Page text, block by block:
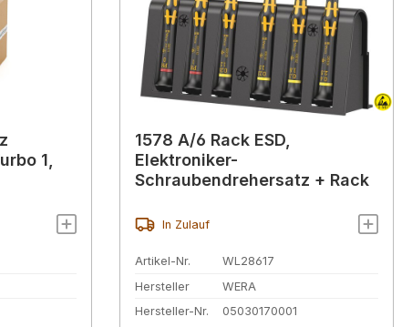
1,
1578 A/6 Rack ESD,
Elektroniker-
Schraubendrehersatz + Rack
In Zulauf
Artikel-Nr.
WL28617
Hersteller
WERA
Hersteller-Nr.
05030170001